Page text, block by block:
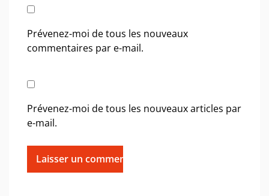
Prévenez-moi de tous les nouveaux
commentaires par e-mail.
Prévenez-moi de tous les nouveaux articles par
e-mail.